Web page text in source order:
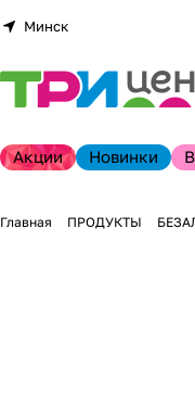
Минск
Акции Новинки
Главная ПРОДУКТЫ